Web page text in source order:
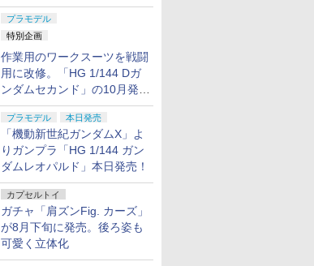
プラモデル
特別企画
作業用のワークスーツを戦闘
用に改修。「HG 1/144 Dガ
ンダムセカンド」の10月発送
分が予約受付中【ガンダムベ
ース撮り下ろし】
プラモデル 本日発売
「機動新世紀ガンダムX」よ
りガンプラ「HG 1/144 ガン
ダムレオパルド」本日発売！
カプセルトイ
ガチャ「肩ズンFig. カーズ」
が8月下旬に発売。後ろ姿も
可愛く立体化